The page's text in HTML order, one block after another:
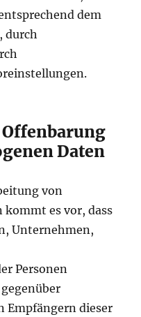
dem
durch
Daten
von
kommt es vor, dass
Unternehmen,
Personen
Empfängern dieser